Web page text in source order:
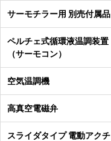
サーモチラー用 別売付属品
ペルチェ式循環液温調装置
（サーモコン）
空気温調機
高真空電磁弁
スライダタイプ 電動アクチ